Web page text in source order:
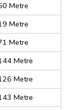
Metre
Metre
Metre
Metre
Metre
Metre